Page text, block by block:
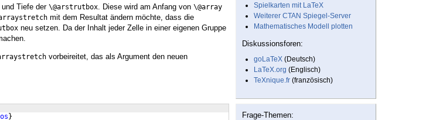
Tiefe der \@arstrutbox. Diese wird am Anfang von \@array
mit dem Resultat ändern möchte, dass die
neu setzen. Da der Inhalt jeder Zelle in einer eigenen Gruppe
vorbeireitet, das als Argument den neuen
}
Spielkarten mit LaTeX
Weiterer CTAN Spiegel-Server
Mathematisches Modell plotten
Diskussionsforen:
goLaTeX (Deutsch)
LaTeX.org (Englisch)
TeXnique.fr (französisch)
Frage-Themen: